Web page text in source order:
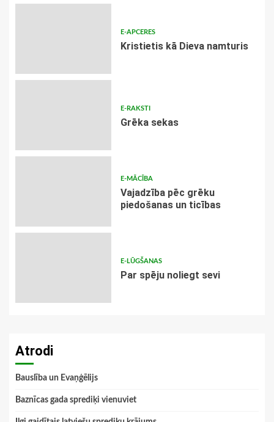
E-APCERES
Kristietis kā Dieva namturis
E-RAKSTI
Grēka sekas
E-MĀCĪBA
Vajadzība pēc grēku
piedošanas un ticības
E-LŪGŠANAS
Par spēju noliegt sevi
Atrodi
Bauslība un Evaņģēlijs
Baznīcas gada sprediķi vienuviet